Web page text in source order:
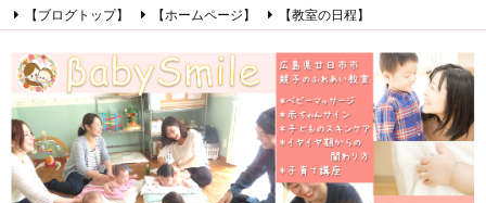
【ブログトップ】 【ホームページ】
【教室の日程】
【初めてこのブログを見る方へ】
Facebook Instagram
LINE
RSS
Feedly